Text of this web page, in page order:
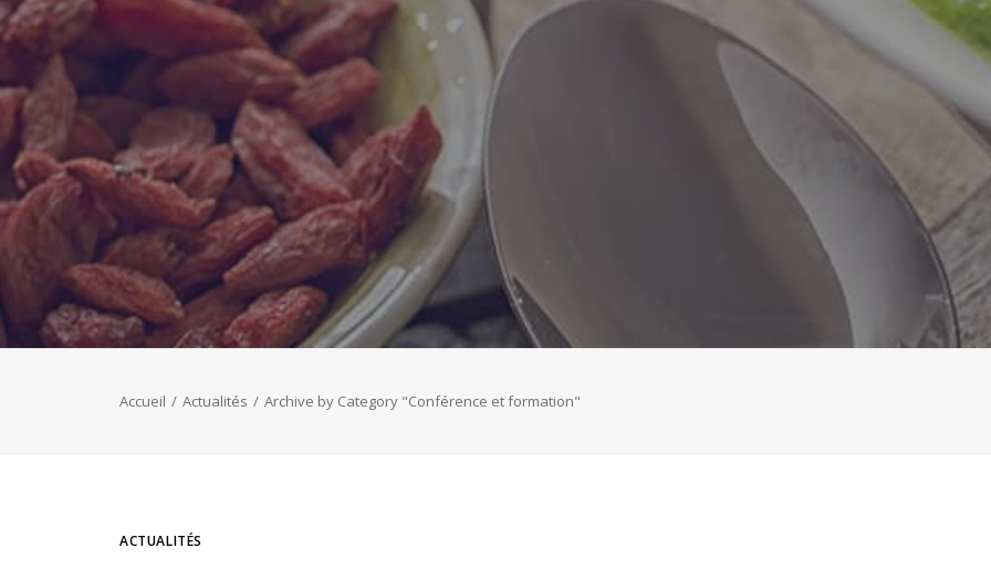
Accueil Actualités Archive by Category "Conférence et formation"
ACTUALITÉS